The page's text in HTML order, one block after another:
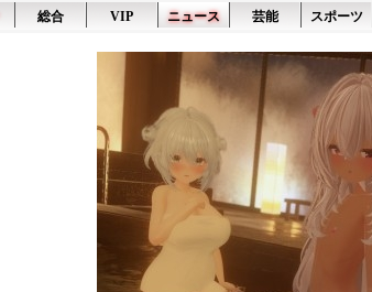
総合 VIP ニュース 芸能 スポーツ